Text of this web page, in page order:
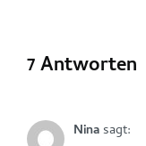
7 Antworten
Ninasagt: